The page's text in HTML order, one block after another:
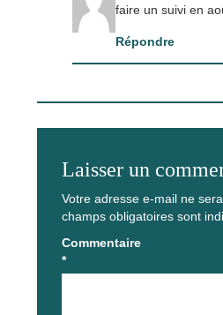
faire un suivi en
Répondre
Laisser un
Votre adresse e-mail ne
champs obligatoires sont
Commentaire
*